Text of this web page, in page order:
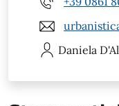
Daniela